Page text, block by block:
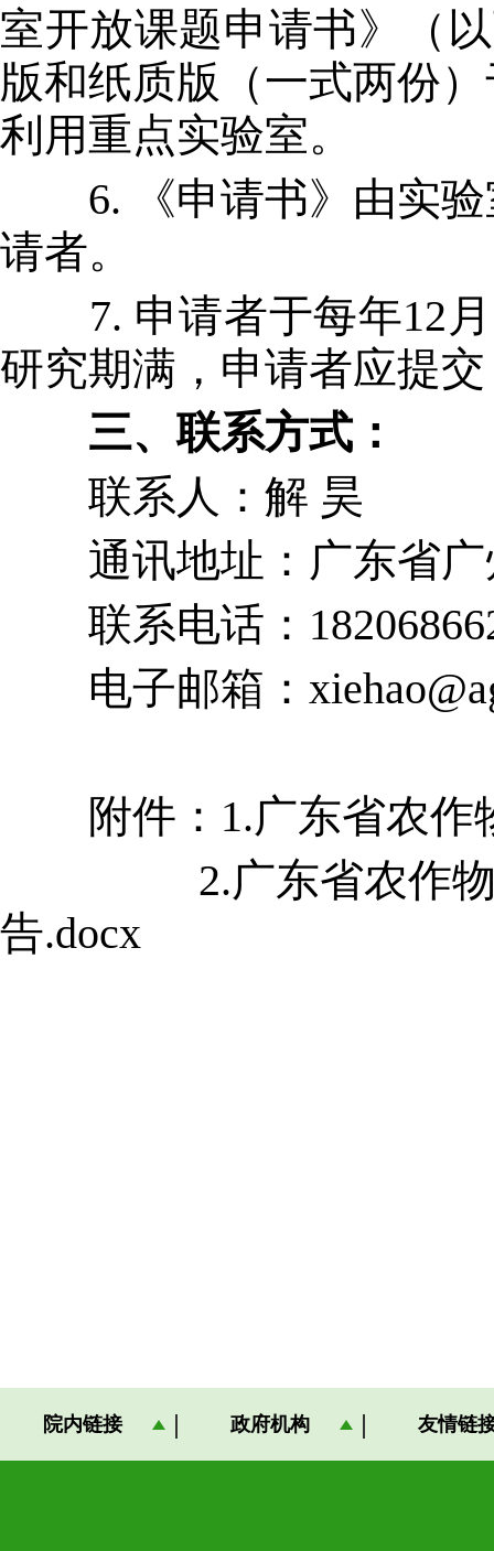
室开放课题申请书》（
版和纸质版（一式两份
利用重点实验室。
6. 《申请书》由实验
请者。
7. 申请者于每年12月
研究期满，申请者应提
三、联系方式：
联系人：解 昊
通讯地址：广东省广
联系电话：
电子邮箱：
附件： 1.广东省农作
2.广东省农作
告.docx
院内链接 政府机构 友情链